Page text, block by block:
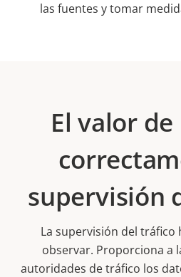
las fuentes y tomar
El valor
supervisión
La supervisión del tráfico
observar. Proporciona a
autoridades de tráfico los